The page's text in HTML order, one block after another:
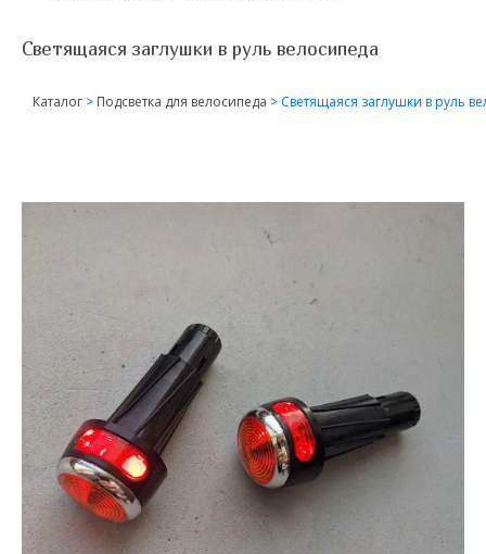
Светящаяся заглушки в руль велосипеда
Каталог > Подсветка для велосипеда > Светящаяся заглушки в руль